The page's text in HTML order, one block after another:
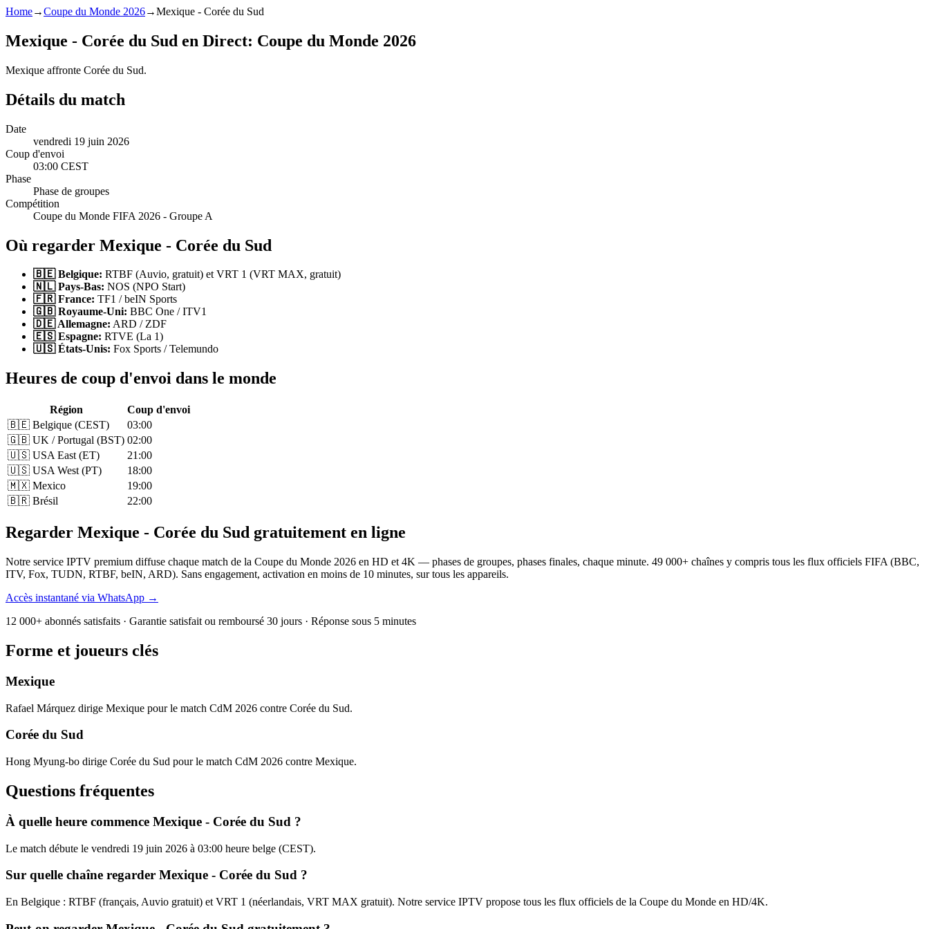
Home→Coupe du Monde 2026→Mexique - Corée du Sud
Mexique - Corée du Sud en Direct: Coupe du Monde 2026
Mexique affronte Corée du Sud.
Détails du match
Date
vendredi 19 juin 2026
Coup d'envoi
03:00 CEST
Phase
Phase de groupes
Compétition
Coupe du Monde FIFA 2026 - Groupe A
Où regarder Mexique - Corée du Sud
🇧🇪 Belgique: RTBF (Auvio, gratuit) et VRT 1 (VRT MAX, gratuit)
🇳🇱 Pays-Bas: NOS (NPO Start)
🇫🇷 France: TF1 / beIN Sports
🇬🇧 Royaume-Uni: BBC One / ITV1
🇩🇪 Allemagne: ARD / ZDF
🇪🇸 Espagne: RTVE (La 1)
🇺🇸 États-Unis: Fox Sports / Telemundo
Heures de coup d'envoi dans le monde
Région
Coup d'envoi
🇧🇪 Belgique (CEST)
03:00
🇬🇧 UK / Portugal (BST) 02:00
🇺🇸 USA East (ET)
21:00
🇺🇸 USA West (PT)
18:00
🇲🇽 Mexico
19:00
🇧🇷 Brésil
22:00
Regarder Mexique - Corée du Sud gratuitement en ligne
Notre service IPTV premium diffuse chaque match de la Coupe du Monde 2026 en HD et 4K — phases de groupes, phases finales, chaque minute. 49 000+ chaînes y compris tous les flux officiels FIFA (BBC,
ITV, Fox, TUDN, RTBF, beIN, ARD). Sans engagement, activation en moins de 10 minutes, sur tous les appareils.
Accès instantané via WhatsApp →
12 000+ abonnés satisfaits · Garantie satisfait ou remboursé 30 jours · Réponse sous 5 minutes
Forme et joueurs clés
Mexique
Rafael Márquez dirige Mexique pour le match CdM 2026 contre Corée du Sud.
Corée du Sud
Hong Myung-bo dirige Corée du Sud pour le match CdM 2026 contre Mexique.
Questions fréquentes
À quelle heure commence Mexique - Corée du Sud ?
Le match débute le vendredi 19 juin 2026 à 03:00 heure belge (CEST).
Sur quelle chaîne regarder Mexique - Corée du Sud ?
En Belgique : RTBF (français, Auvio gratuit) et VRT 1 (néerlandais, VRT MAX gratuit). Notre service IPTV propose tous les flux officiels de la Coupe du Monde en HD/4K.